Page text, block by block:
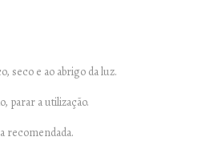
seco e ao abrigo da luz.
parar a utilização.
recomendada.